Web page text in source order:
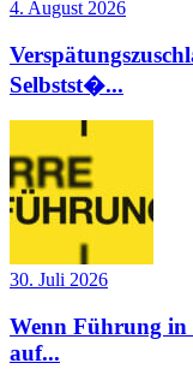
4. August 2026
Selbstst�...
30. Juli 2026
Wenn Führung in
auf...